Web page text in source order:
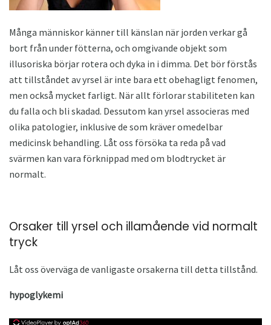
Många människor känner till känslan när jorden verkar gå
bort från under fötterna, och omgivande objekt som
illusoriska börjar rotera och dyka in i dimma. Det bör förstås
att tillståndet av yrsel är inte bara ett obehagligt fenomen,
men också mycket farligt. När allt förlorar stabiliteten kan
du falla och bli skadad. Dessutom kan yrsel associeras med
olika patologier, inklusive de som kräver omedelbar
medicinsk behandling. Låt oss försöka ta reda på vad
svärmen kan vara förknippad med om blodtrycket är
normalt.
Orsaker till yrsel och illamående vid normalt
tryck
Låt oss överväga de vanligaste orsakerna till detta tillstånd.
hypoglykemi